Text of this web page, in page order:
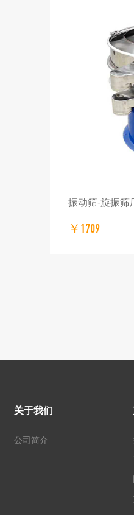
振动筛-旋振筛
￥1709
关于我们
公司简介